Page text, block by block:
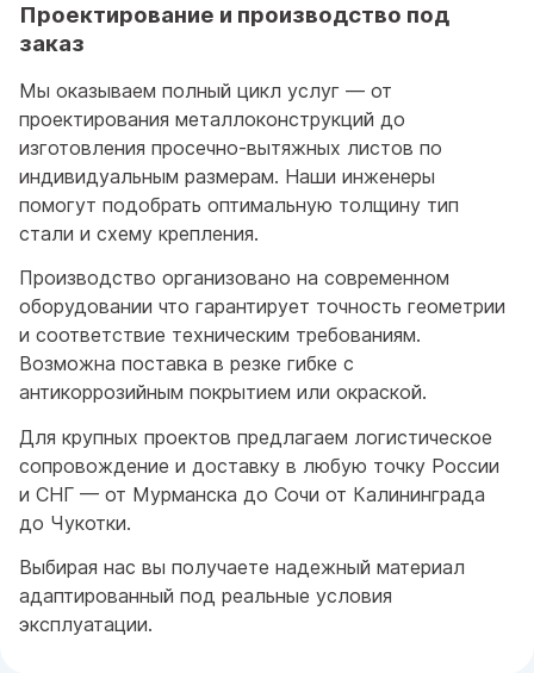
Проектирование и производство под
заказ
Мы оказываем полный цикл услуг — от
проектирования металлоконструкций до
изготовления просечно-вытяжных листов по
индивидуальным размерам. Наши инженеры
помогут подобрать оптимальную толщину тип
стали и схему крепления.
Производство организовано на современном
оборудовании что гарантирует точность геометрии
и соответствие техническим требованиям.
Возможна поставка в резке гибке с
антикоррозийным покрытием или окраской.
Для крупных проектов предлагаем логистическое
сопровождение и доставку в любую точку России
и СНГ — от Мурманска до Сочи от Калининграда
до Чукотки.
Выбирая нас вы получаете надежный материал
адаптированный под реальные условия
эксплуатации.